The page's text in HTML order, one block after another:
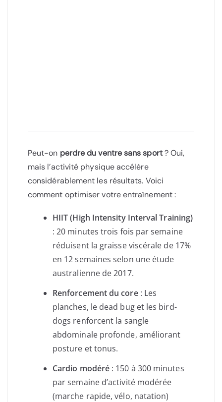
Peut-on perdre du ventre sans sport? Oui,
mais l’activité physique accélère
considérablement les résultats. Voici
comment optimiser votre entraînement :
HIIT (High Intensity Interval Training)
: 20 minutes trois fois par semaine
réduisent la graisse viscérale de 17%
en 12 semaines selon une étude
australienne de 2017.
Renforcement du core: Les
planches, le dead bug et les bird-
dogs renforcent la sangle
abdominale profonde, améliorant
posture et tonus.
Cardio modéré : 150 à 300 minutes
par semaine d’activité modérée
(marche rapide, vélo, natation)